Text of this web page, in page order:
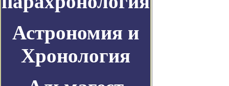
Астрономия и
Хронология